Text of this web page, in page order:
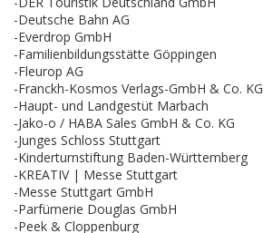
-Deutsche Bahn AG
-Everdrop GmbH
-Familienbildungsstätte Göppingen
-Fleurop AG
-Franckh-Kosmos Verlags-GmbH & Co. KG
-Haupt- und Landgestüt Marbach
-Jako-o / HABA Sales GmbH & Co. KG
-Junges Schloss Stuttgart
-Kinderturnstiftung Baden-Württemberg
-KREATIV | Messe Stuttgart
-Messe Stuttgart GmbH
-Parfümerie Douglas GmbH
-Peek & Cloppenburg